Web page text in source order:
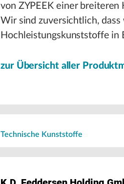
von ZYPEEK einer breiteren
Wir sind zuversichtlich,
Hochleistungskunststoffe in
zur Übersicht aller
Technische Kunststoffe